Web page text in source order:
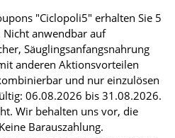
"Ciclopoli5" erhalten Sie 5
Nicht anwendbar auf
Säuglingsanfangsnahrung
anderen Aktionsvorteilen
und nur einzulösen
06.08.2026 bis 31.08.2026.
Wir behalten uns vor, die
Barauszahlung.